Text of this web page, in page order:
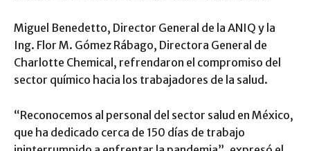
Miguel Benedetto, Director General de la ANIQ y la
Ing. Flor M. Gómez Rábago, Directora General de
Charlotte Chemical, refrendaron el compromiso del
sector químico hacia los trabajadores de la salud.
“Reconocemos al personal del sector salud en México,
que ha dedicado cerca de 150 días de trabajo